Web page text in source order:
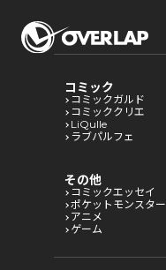
コミック
コミックガルド
コミッククリエ
LiQulle
ラブパルフェ
その他
コミックエッセイ
ポケットモンスター
アニメ
ゲーム